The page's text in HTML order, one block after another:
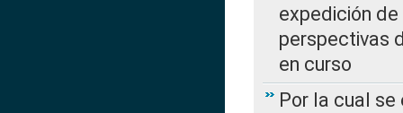
expedición de
perspectivas
en curso
Por la cual